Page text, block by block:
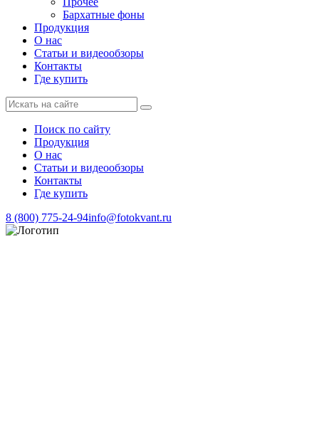
Бархатные фоны
Продукция
О нас
Статьи и видеообзоры
Контакты
Где купить
Поиск по сайту
Продукция
О нас
Статьи и видеообзоры
Контакты
Где купить
8 (800) 775-24-94info@fotokvant.ru